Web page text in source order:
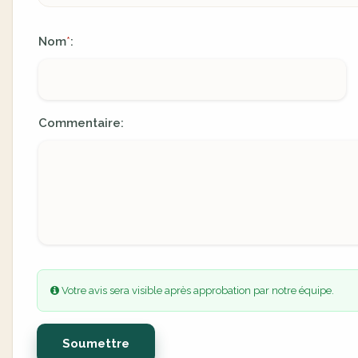
Nom*:
Commentaire:
Votre avis sera visible après approbation par notre équipe.
Soumettre